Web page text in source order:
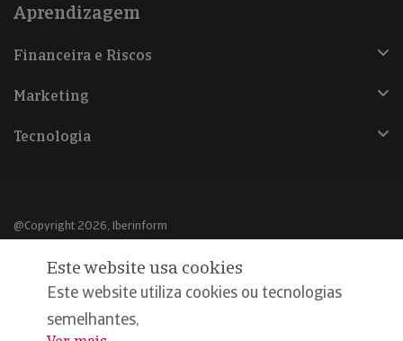
Aprendizagem
Financeira e Riscos
Marketing
Tecnologia
@Copyright 2026, Iberinform
Aviso legal
Política de cookies
Declaração de privacidade
Este website usa cookies
Este website utiliza cookies ou tecnologias
semelhantes,